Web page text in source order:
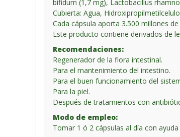
bifidum (1,7 mg), Lactobacillus
Cubierta: Agua,
Cada cápsula aporta 3.500 millones
Este producto contiene derivados de
Recomendaciones:
Regenerador de la flora intestinal.
Para el mantenimiento del intestino.
Para el buen funcionamiento del
Para la piel.
Después de tratamientos con
Modo de empleo:
Tomar 1 ó 2 cápsulas al día con